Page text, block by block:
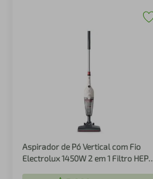
Aspirador de Pó Vertical com Fio
Electrolux 1450W 2 em 1 Filtro HEPA